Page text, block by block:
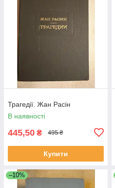
Трагедії. Жан Расін
В наявності
445,50 ₴ 495 ₴
Купити
–10%